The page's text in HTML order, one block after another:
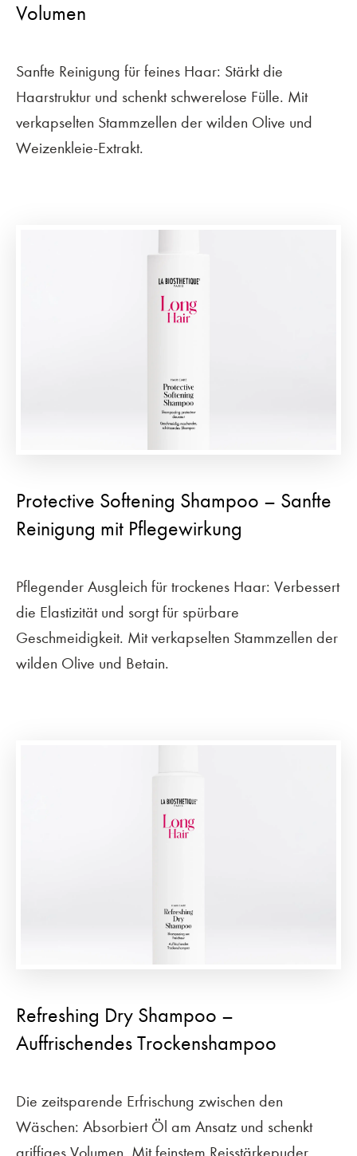
Volumen
Sanfte Reinigung für feines Haar: Stärkt die
Haarstruktur und schenkt schwerelose Fülle. Mit
verkapselten Stammzellen der wilden Olive und
Weizenkleie-Extrakt.
Protective Softening Shampoo – Sanfte
Reinigung mit Pflegewirkung
Pflegender Ausgleich für trockenes Haar: Verbessert
die Elastizität und sorgt für spürbare
Geschmeidigkeit. Mit verkapselten Stammzellen der
wilden Olive und Betain.
Refreshing Dry Shampoo –
Auffrischendes Trockenshampoo
Die zeitsparende Erfrischung zwischen den
Wäschen: Absorbiert Öl am Ansatz und schenkt